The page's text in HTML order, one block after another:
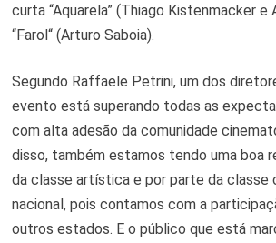
curta “Aquarela” (Thiago Kistenmacker e
“Farol“ (Arturo Saboia).
Segundo Raffaele Petrini, um dos
evento está superando todas as
com alta adesão da comunidade
disso, também estamos tendo uma boa
da classe artística e por parte da classe
nacional, pois contamos com a
outros estados. E o público que está